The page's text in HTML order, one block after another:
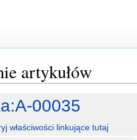
artykułów
00035
właściwości linkujące tutaj